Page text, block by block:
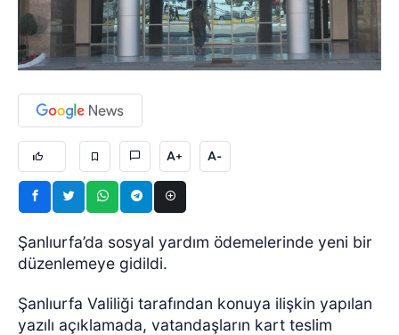
A+ A-
Şanlıurfa’da sosyal yardım ödemelerinde yeni bir
düzenlemeye gidildi.
Şanlıurfa Valiliği tarafından konuya ilişkin yapılan
yazılı açıklamada, vatandaşların kart teslim